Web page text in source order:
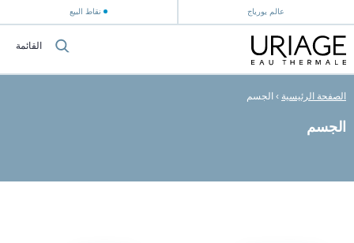
عالم يورياج نقاط البيع
القائمة
الصفحة الرئيسية › الجسم
الجسم